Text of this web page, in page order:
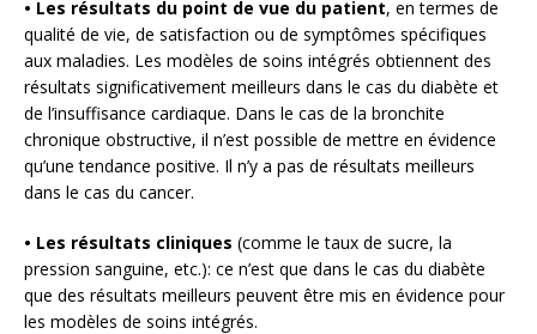
• Les résultats du point de vue du patient, en termes de
qualité de vie, de satisfaction ou de symptômes spécifiques
aux maladies. Les modèles de soins intégrés obtiennent des
résultats significativement meilleurs dans le cas du diabète et
de l’insuffisance cardiaque. Dans le cas de la bronchite
chronique obstructive, il n’est possible de mettre en évidence
qu’une tendance positive. Il n’y a pas de résultats meilleurs
dans le cas du cancer.
• Les résultats cliniques (comme le taux de sucre, la
pression sanguine, etc.): ce n’est que dans le cas du diabète
que des résultats meilleurs peuvent être mis en évidence pour
les modèles de soins intégrés.